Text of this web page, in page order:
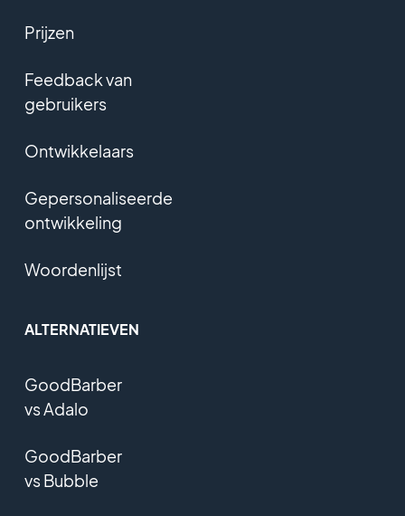
Prijzen
Feedback van
gebruikers
Ontwikkelaars
Gepersonaliseerde
ontwikkeling
Woordenlijst
ALTERNATIEVEN
GoodBarber
vs Adalo
GoodBarber
vs Bubble